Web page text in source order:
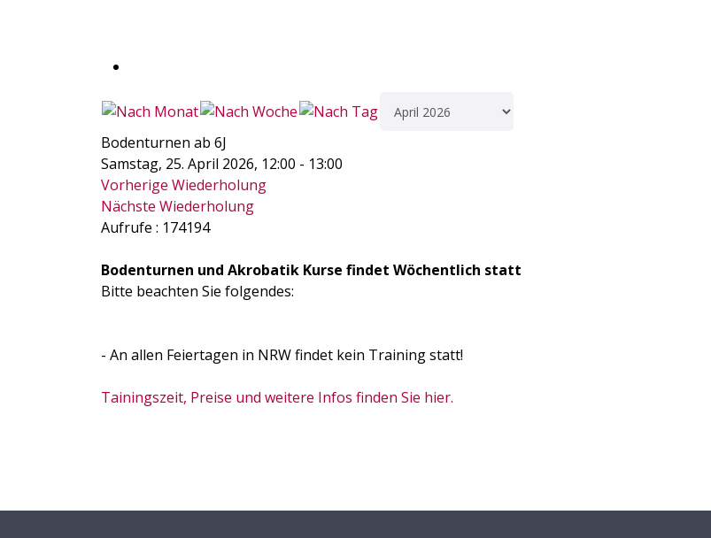
Bodenturnen ab 6J
Samstag, 25. April 2026, 12:00 - 13:00
Vorherige Wiederholung
Nächste Wiederholung
Aufrufe : 174194
Bodenturnen und Akrobatik Kurse findet Wöchentlich statt
Bitte beachten Sie folgendes:
- An allen Feiertagen in NRW findet kein Training statt!
Tainingszeit, Preise und weitere Infos finden Sie hier.